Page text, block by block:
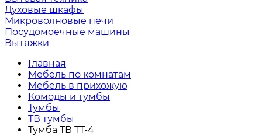
Духовые шкафы
Микроволновые печи
Посудомоечные машины
Вытяжки
Главная
Мебель по комнатам
Мебель в прихожую
Комоды и тумбы
Тумбы
ТВ тумбы
Тумба ТВ ТТ-4